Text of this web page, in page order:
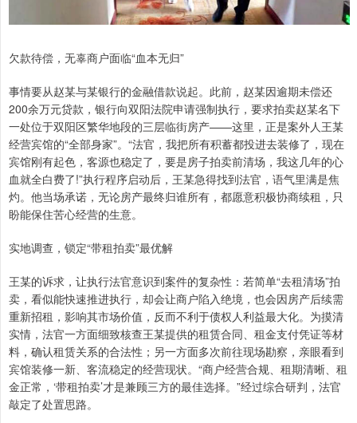
欠款待偿，无辜商户面临“血本无归”
事情要从赵某与某银行的金融借款说起。此前，赵某因逾期未偿还
200余万元贷款，银行向双阳法院申请强制执行，要求拍卖赵某名下
一处位于双阳区繁华地段的三层临街房产——这里，正是案外人王某
经营宾馆的“全部身家”。“法官，我把所有积蓄都投进去装修了，现在
宾馆刚有起色，客源也稳定了，要是房子拍卖前清场，我这几年的心
血就全白费了!”执行程序启动后，王某急得找到法官，语气里满是焦
灼。他当场承诺，无论房产最终归谁所有，都愿意积极协商续租，只
盼能保住苦心经营的生意。
实地调查，锁定“带租拍卖”最优解
王某的诉求，让执行法官意识到案件的复杂性：若简单“去租清场”拍
卖，看似能快速推进执行，却会让商户陷入绝境，也会因房产后续需
重新招租，影响其市场价值，反而不利于债权人利益最大化。为摸清
实情，法官一方面细致核查王某提供的租赁合同、租金支付凭证等材
料，确认租赁关系的合法性；另一方面多次前往现场勘察，亲眼看到
宾馆装修一新、客流稳定的经营现状。“商户经营合规、租期清晰、租
金正常，‘带租拍卖’才是兼顾三方的最佳选择。”经过综合研判，法官
敲定了处置思路。